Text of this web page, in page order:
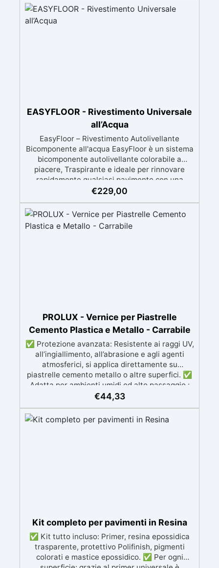
EASYFLOOR - Rivestimento Universale
all’Acqua
EasyFloor – Rivestimento Autolivellante
Bicomponente all'acqua EasyFloor è un sistema
bicomponente autolivellante colorabile a
piacere, Traspirante e ideale per rinnovare
rapidamente qualsiasi pavimento con una
finitura resistente, uniforme e personalizzabile.
su superfici difficili anche verticali. Riempie
crepe e irregolarità del pavimento.
Rinnovandolo con una sola passata. 🔹 Senza
giorno successivo
€229,00
PROLUX - Vernice per Piastrelle
Cemento Plastica e Metallo - Carrabile
✅ Protezione avanzata: Resistente ai raggi UV,
all’ingiallimento, all’abrasione e agli agenti
atmosferici, si applica direttamente su
piastrelle cemento metallo o altre superfici. ✅
Adatta per ambienti umidi od alto passaggio :
Formulazione Poliuretanica, ideale per ambienti
superiore alle resine epossidiche e vernici
classiche. ✅ Finitura versatile e
574/2014 - Marcatura CE secondo EN 1504-2 e
relativa Dichiarazione di Prestazione (DoP) ✅
Facile da Usare, miscela i 2 componenti (2 : 1)
comodamente predosati
€44,33
Kit completo per pavimenti in Resina
✅ Kit tutto incluso: Primer, resina epossidica
trasparente, protettivo Polifinish, pigmenti
colorati e mastice epossidico. ✅ Per ogni